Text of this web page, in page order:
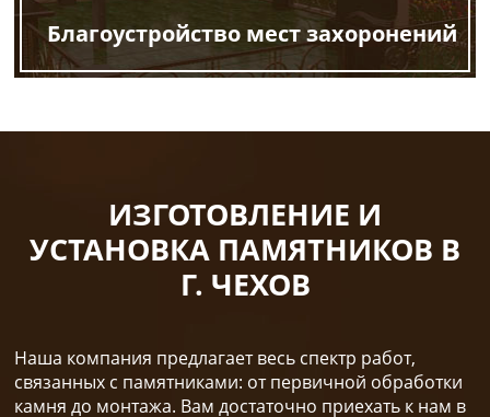
Благоустройство мест захоронений
ИЗГОТОВЛЕНИЕ И
УСТАНОВКА ПАМЯТНИКОВ В
Г. ЧЕХОВ
Наша компания предлагает весь спектр работ,
связанных с памятниками: от первичной обработки
камня до монтажа. Вам достаточно приехать к нам в